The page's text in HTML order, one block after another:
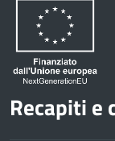
Recapiti e